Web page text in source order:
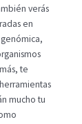
verás
en
te
mucho tu